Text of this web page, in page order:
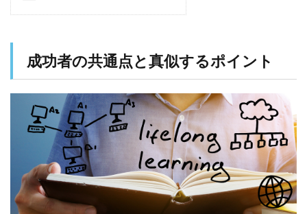
成功者の共通点と真似するポイント